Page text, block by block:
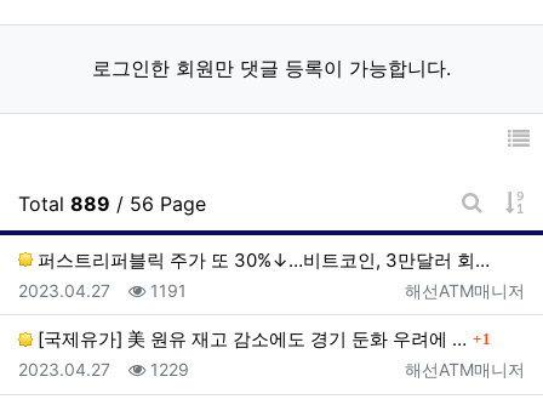
로그인한 회원만 댓글 등록이 가능합니다.
Total 889 / 56 Page
게시판
퍼스트리퍼블릭 주가 또 30%↓…비트코인, 3만달러 회…
등록자
해선ATM매니저
등록일
2023.04.27 조회
1191
[국제유가] 美 원유 재고 감소에도 경기 둔화 우려에 … 댓글
1
등록자
해선ATM매니저
등록일
2023.04.27 조회
1229